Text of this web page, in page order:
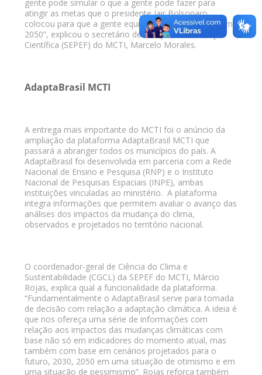
gente pode simular o que a gente pode fazer para
atingir as metas que o presidente Jair Bolsonaro
colocou para que a gente equilibrasse as emissões em
2050”, explicou o secretário de Pesquisa e Formação
Científica (SEPEF) do MCTI, Marcelo Morales.
AdaptaBrasil MCTI
A entrega mais importante do MCTI foi o anúncio da
ampliação da plataforma AdaptaBrasil MCTI que
passará a abranger todos os municípios do país. A
AdaptaBrasil foi desenvolvida em parceria com a Rede
Nacional de Ensino e Pesquisa (RNP) e o Instituto
Nacional de Pesquisas Espaciais (INPE), ambas
instituições vinculadas ao ministério. A plataforma
integra informações que permitem avaliar o avanço das
análises dos impactos da mudança do clima,
observados e projetados no território nacional.
O coordenador-geral de Ciência do Clima e
Sustentabilidade (CGCL) da SEPEF do MCTI, Márcio
Rojas, explica qual a funcionalidade da plataforma.
“Fundamentalmente o AdaptaBrasil serve para tomada
de decisão com relação a adaptação climática. A ideia é
que nos ofereça uma série de informações com
relação aos impactos das mudanças climáticas com
base não só em indicadores do momento atual, mas
também com base em cenários projetados para o
futuro, 2030, 2050 em uma situação de otimismo e em
uma situação de pessimismo”. Rojas reforça também